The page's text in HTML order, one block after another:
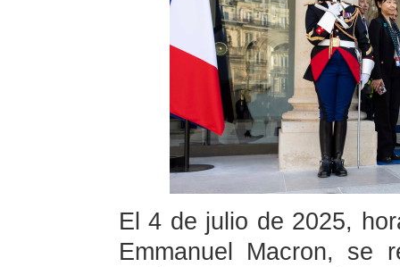
El 4 de julio de 2025,
Emmanuel Macron, se